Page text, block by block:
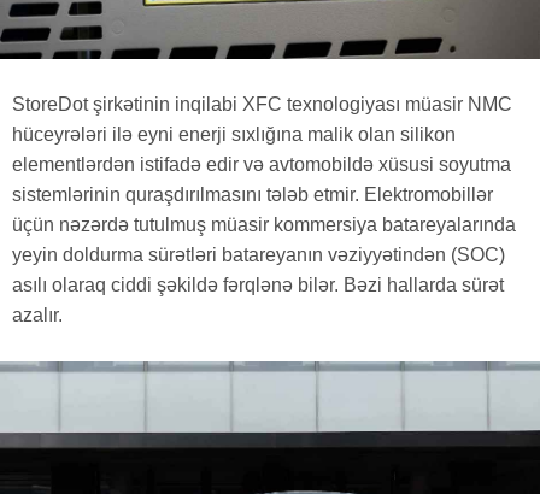
StoreDot şirkətinin inqilabi XFC texnologiyası müasir NMC
hüceyrələri ilə eyni enerji sıxlığına malik olan silikon
elementlərdən istifadə edir və avtomobildə xüsusi soyutma
sistemlərinin quraşdırılmasını tələb etmir. Elektromobillər
üçün nəzərdə tutulmuş müasir kommersiya batareyalarında
yeyin doldurma sürətləri batareyanın vəziyyətindən (SOC)
asılı olaraq ciddi şəkildə fərqlənə bilər. Bəzi hallarda sürət
azalır.